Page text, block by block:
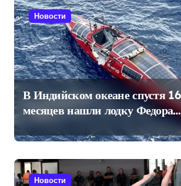
Новости
В Индийском океане спустя 16
месяцев нашли лодку Федора
Конюхова
Новости